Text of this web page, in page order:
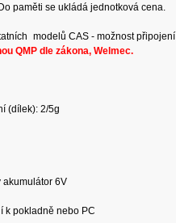
paměti se ukládá jednotková cena.
modelů CAS - možnost připojení
QMP dle zákona, Welmec.
(dílek): 2/5g
akumulátor 6V
k pokladně nebo PC